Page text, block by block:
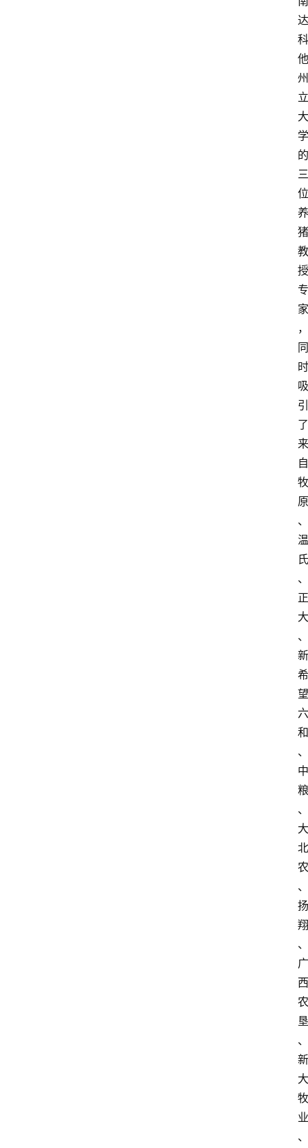
达
科
他
州
立
大
学
的
三
位
养
猪
教
授
专
家
，
同
时
吸
引
了
来
自
牧
原
、
温
氏
、
正
大
、
新
希
望
六
和
、
中
粮
、
大
北
农
、
扬
翔
、
广
西
农
垦
、
新
大
牧
业
、